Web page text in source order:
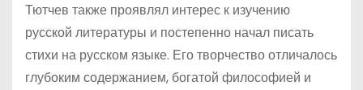
Тютчев также проявлял интерес к изучению
русской литературы и постепенно начал писать
стихи на русском языке. Его творчество отличалось
глубоким содержанием, богатой философией и